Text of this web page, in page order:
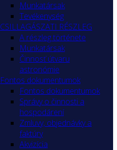
Munkatársak
Tevékenység
CSILLAGÁSZATI RÉSZLEG
A részleg története
Munkatársak
Činnosť útvaru
astronómie
Fontos dokumentumok
Fontos dokumentumok
Správy o činnosti a
hospodárení
Zmluvy, objednávky a
faktúry
Akvizícia